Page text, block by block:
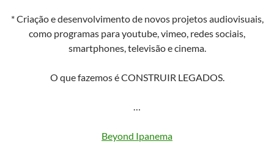
* Criação e desenvolvimento de novos projetos audiovisuais,
como programas para youtube, vimeo, redes sociais,
smartphones, televisão e cinema.
O que fazemos é CONSTRUIR LEGADOS.
…
Beyond Ipanema